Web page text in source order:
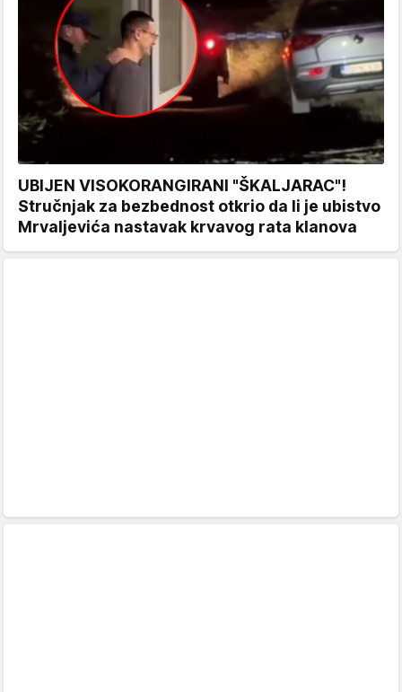
UBIJEN VISOKORANGIRANI "ŠKALJARAC"!
Stručnjak za bezbednost otkrio da li je ubistvo
Mrvaljevića nastavak krvavog rata klanova